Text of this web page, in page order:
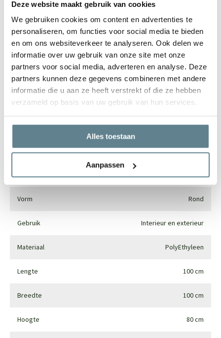
Deze website maakt gebruik van cookies
We gebruiken cookies om content en advertenties te
personaliseren, om functies voor social media te bieden
en om ons websiteverkeer te analyseren. Ook delen we
informatie over uw gebruik van onze site met onze
partners voor social media, adverteren en analyse. Deze
partners kunnen deze gegevens combineren met andere
informatie die u aan ze heeft verstrekt of die ze hebben
verzameld op basis van uw gebruik van hun services.
Alles toestaan
Aanpassen
We staan voor je klaar
Wil je advies of heb je een vraag? Neem contact op met ons
team!
Start chat
Bel0344-228104
Specificaties
Vorm Rond
Gebruik Interieur en exterieur
Materiaal PolyEthyleen
Lengte 100 cm
Breedte 100 cm
Hoogte 80 cm